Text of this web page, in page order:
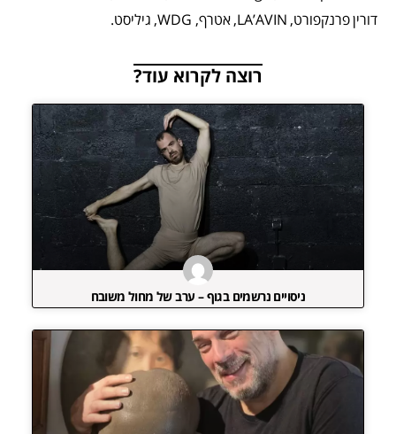
דורין פרנקפורט, LA’AVIN, אטרף, WDG, גיליסט.
רוצה לקרוא עוד?
ניסויים נרשמים בגוף – ערב של מחול משובח